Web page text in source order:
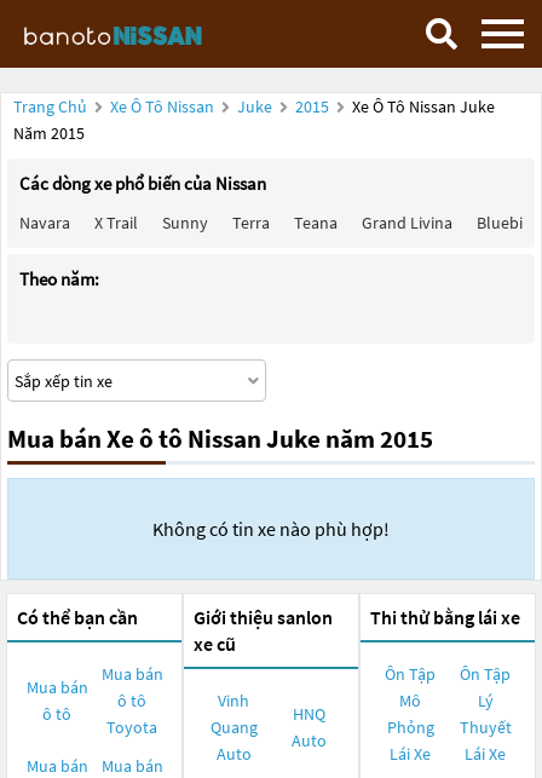
Trang Chủ Xe Ô Tô Nissan Juke 2015
Xe Ô Tô Nissan Juke
Năm 2015
Các dòng xe phổ biến của Nissan
Navara X Trail Sunny Terra Teana Grand Livina Bluebird
Theo năm:
Mua bán Xe ô tô Nissan Juke năm 2015
Không có tin xe nào phù hợp!
Có thể bạn cần
Mua bán
ô tô
Mua bán
ô tô
Toyota
Mua bán
Mua bán
Giới thiệu sanlon
xe cũ
Vinh
Quang
Auto
HNQ
Auto
Thi thử bằng lái xe
Ôn Tập
Mô
Phỏng
Lái Xe
Ôn Tập
Lý
Thuyết
Lái Xe